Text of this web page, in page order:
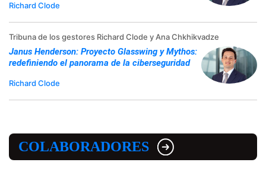
Richard Clode
Tribuna de los gestores Richard Clode y Ana Chkhikvadze
Janus Henderson: Proyecto Glasswing y Mythos:
redefiniendo el panorama de la ciberseguridad
Richard Clode
COLABORADORES